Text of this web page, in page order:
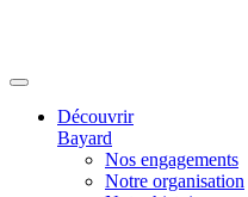
Découvrir
Bayard
Nos engagements
Notre organisation